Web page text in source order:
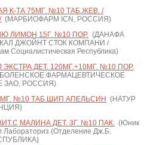
К-ТА 75МГ. №10 ТАБ.ЖЕВ. /
(МАРБИОФАРМ ICN, РОССИЯ)
ЛИМОН 15Г. №10 ПОР.(ДАНАФА
ДЖОЙНТ СТОК КОМПАНИ /
Социалистическая Республика)
ДЕТ. 120МГ.+10МГ. №10 ПОР.
ФАРМАЦЕВТИЧЕСКОЕ
ЗАО, РОССИЯ)
№10 ТАБ.ШИП АПЕЛЬСИН (НАТУР
МАЛИНА ДЕТ. 3Г. №10 ПАК.(Юник
Лабораториз (Отделение Дж.Б.